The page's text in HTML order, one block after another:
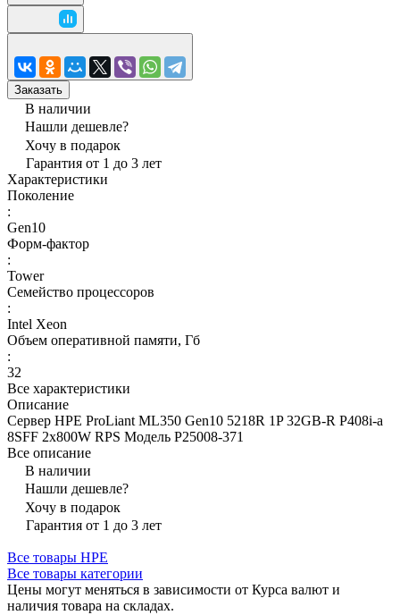
Заказать
В наличии
Нашли дешевле?
Хочу в подарок
Гарантия от 1 до 3 лет
Характеристики
Поколение
:
Gen10
Форм-фактор
:
Tower
Семейство процессоров
:
Intel Xeon
Объем оперативной памяти, Гб
:
32
Все характеристики
Описание
Сервер HPE ProLiant ML350 Gen10 5218R 1P 32GB-R P408i-a
8SFF 2x800W RPS Модель P25008-371
Все описание
В наличии
Нашли дешевле?
Хочу в подарок
Гарантия от 1 до 3 лет
Все товары HPE
Все товары категории
Цены могут меняться в зависимости от Курса валют и
наличия товара на складах.